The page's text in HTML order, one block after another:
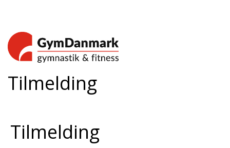
Tilmelding
Tilmelding